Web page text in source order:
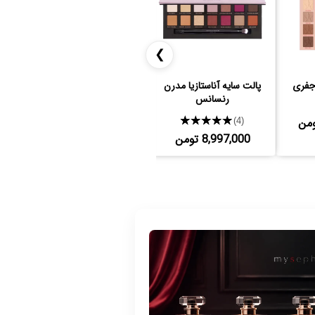
پالت سایه آناستازیا مدرن
رنسانس
★★★★★(4)
8,997,000 تومن
❯